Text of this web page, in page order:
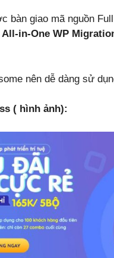
bàn giao mã nguồn
All-in-One WP
nên dễ dàng sử
( hình ảnh):